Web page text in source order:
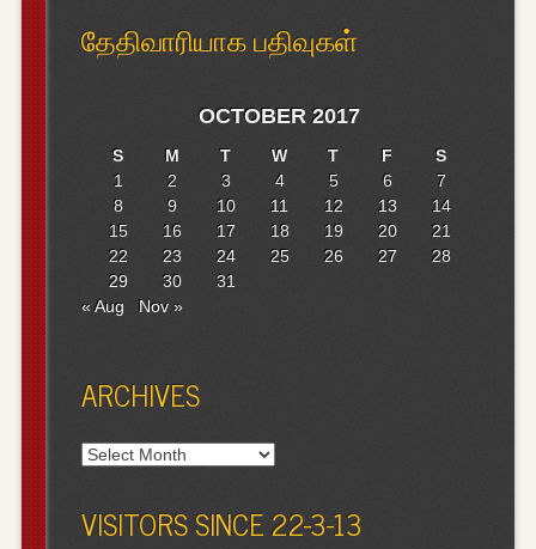
தேதிவாரியாக பதிவுகள்
OCTOBER 2017
S M T W T F
S
1
2 3 4 5 6
7
8
9 10 11 12 13
14
15
16 17 18 19 20
21
22
23 24 25 26 27
28
29
30
31
« Aug
Nov »
ARCHIVES
Archives
VISITORS SINCE 22-3-13